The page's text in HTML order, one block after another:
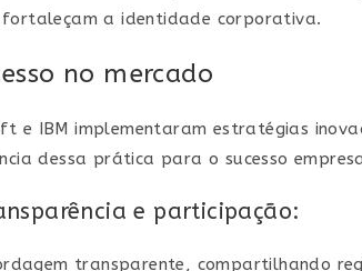
fortaleçam a identidade corporativa.
no mercado
e IBM implementaram estratégias
dessa prática para o sucesso
e participação:
transparente, compartilhando